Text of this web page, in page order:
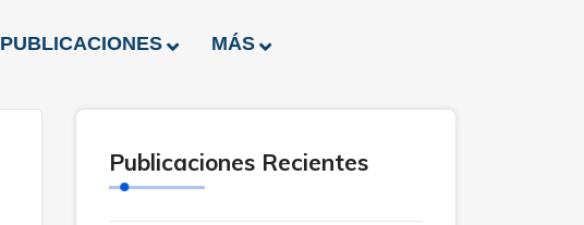
PUBLICACIONES MÁS
Publicaciones Recientes